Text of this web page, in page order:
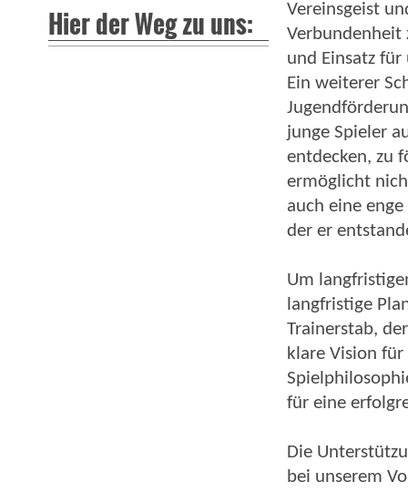
Vereinsgeist
Verbundenheit
und Einsatz für
Ein weiterer
junge Spieler
entdecken, zu
ermöglicht
auch eine
der er
Um
langfristige
Trainerstab,
klare Vision
für eine
Die
bei unserem
Hier der Weg zu uns: